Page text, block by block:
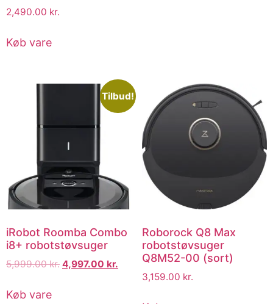
2,490.00 kr.
Køb vare
Tilbud!
iRobot Roomba Combo
i8+ robotstøvsuger
5,999.00kr. 4,997.00 kr.
Køb vare
Roborock Q8 Max
robotstøvsuger
Q8M52-00 (sort)
3,159.00 kr.